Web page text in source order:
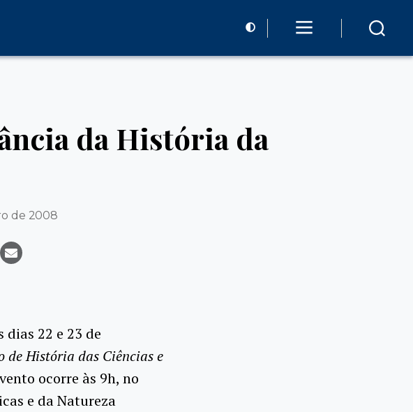
da História da
de 2008
22 e 23 de
de História das Ciências e
ocorre às 9h, no
e da Natureza